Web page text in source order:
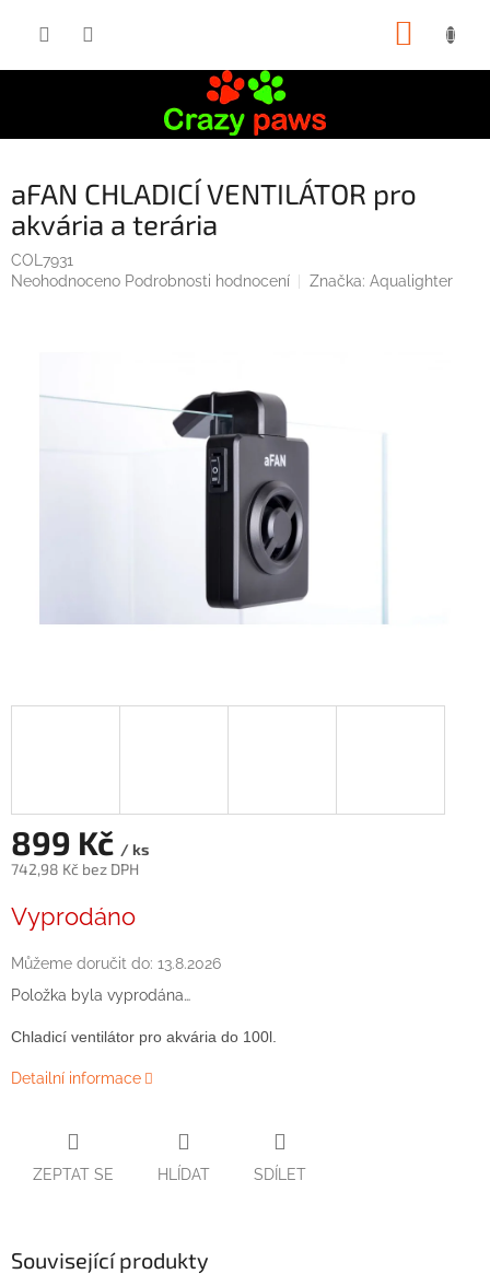
aFAN CHLADICÍ VENTILÁTOR pro
akvária a terária
COL7931
Průměrné
Neohodnoceno Podrobnosti hodnocení Značka: Aqualighter
899 Kč / ks
742,98 Kč bez DPH
cena:
Vyprodáno
Můžeme doručit do: 13.8.2026
Položka byla vyprodána…
Chladicí ventilátor pro akvária do 100l.
Detailní informace
ZEPTAT SE HLÍDAT SDÍLET
Související produkty